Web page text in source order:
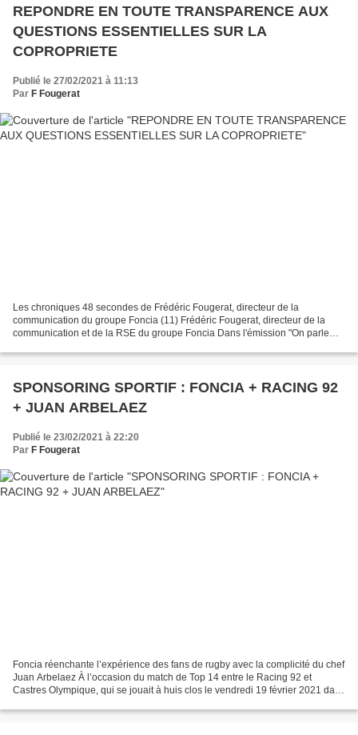
REPONDRE EN TOUTE TRANSPARENCE AUX
QUESTIONS ESSENTIELLES SUR LA
COPROPRIETE
Publié le 27/02/2021 à 11:13
Par F Fougerat
Les chroniques 48 secondes de Frédéric Fougerat, directeur de la
communication du groupe Foncia (11) Frédéric Fougerat, directeur de la
communication et de la RSE du groupe Foncia Dans l'émission "On parle
SPONSORING SPORTIF : FONCIA + RACING 92
+ JUAN ARBELAEZ
Publié le 23/02/2021 à 22:20
Par F Fougerat
Foncia réenchante l’expérience des fans de rugby avec la complicité du chef
Juan Arbelaez À l’occasion du match de Top 14 entre le Racing 92 et
Castres Olympique, qui se jouait à huis clos le vendredi 19 février 2021 dans